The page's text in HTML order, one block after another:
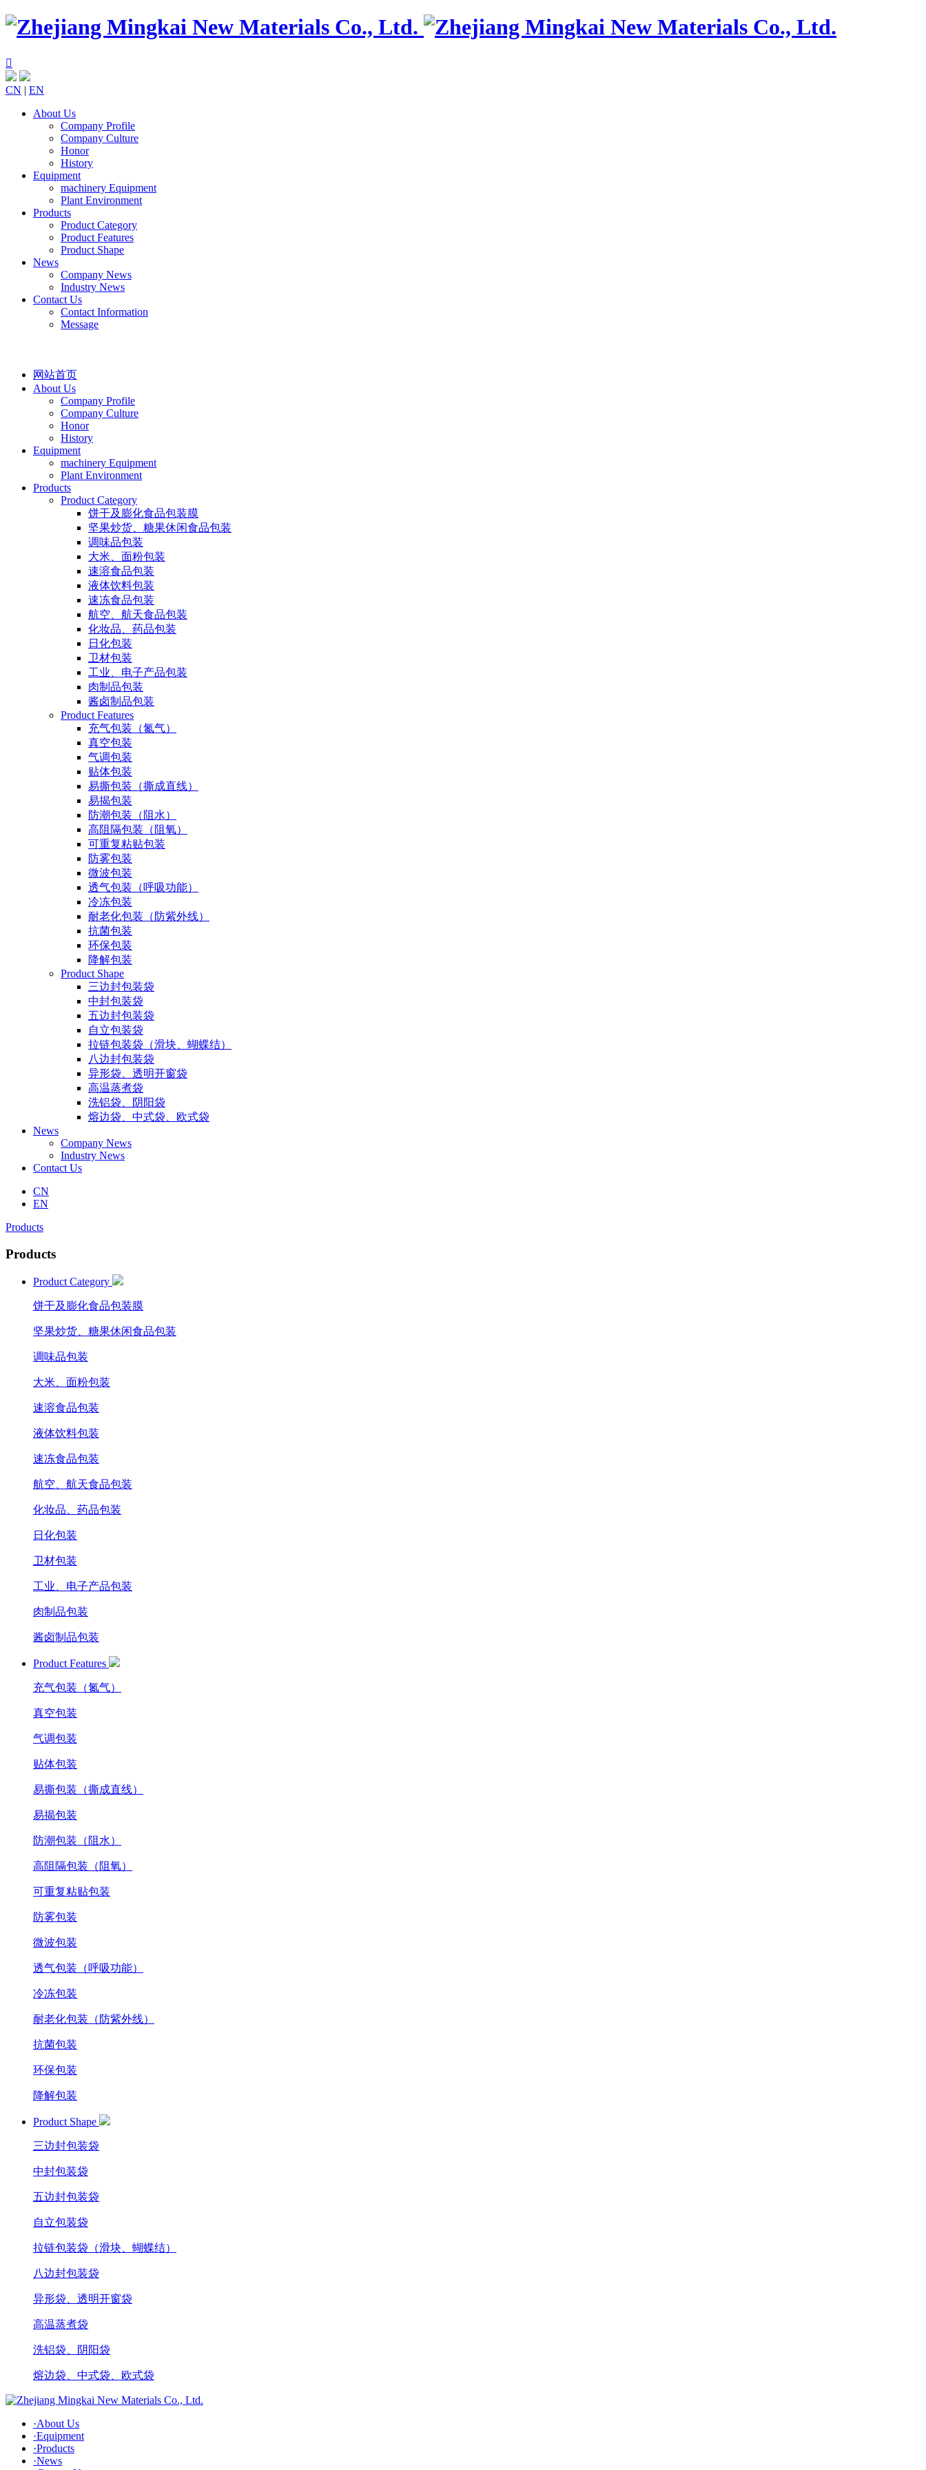

CN | EN
About Us
Company Profile
Company Culture
Honor
History
Equipment
machinery Equipment
Plant Environment
Products
Product Category
Product Features
Product Shape
News
Company News
Industry News
Contact Us
Contact Information
Message
网站首页
About Us
Company Profile
Company Culture
Honor
History
Equipment
machinery Equipment
Plant Environment
Products
Product Category
饼干及膨化食品包装膜
坚果炒货、糖果休闲食品包装
调味品包装
大米、面粉包装
速溶食品包装
液体饮料包装
速冻食品包装
航空、航天食品包装
化妆品、药品包装
日化包装
卫材包装
工业、电子产品包装
肉制品包装
酱卤制品包装
Product Features
充气包装（氮气）
真空包装
气调包装
贴体包装
易撕包装（撕成直线）
易揭包装
防潮包装（阻水）
高阻隔包装（阻氧）
可重复粘贴包装
防雾包装
微波包装
透气包装（呼吸功能）
冷冻包装
耐老化包装（防紫外线）
抗菌包装
环保包装
降解包装
Product Shape
三边封包装袋
中封包装袋
五边封包装袋
自立包装袋
拉链包装袋（滑块、蝴蝶结）
八边封包装袋
异形袋、透明开窗袋
高温蒸煮袋
洗铝袋、阴阳袋
熔边袋、中式袋、欧式袋
News
Company News
Industry News
Contact Us
CN
EN
Products
Products
Product Category
饼干及膨化食品包装膜
坚果炒货、糖果休闲食品包装
调味品包装
大米、面粉包装
速溶食品包装
液体饮料包装
速冻食品包装
航空、航天食品包装
化妆品、药品包装
日化包装
卫材包装
工业、电子产品包装
肉制品包装
酱卤制品包装
Product Features
充气包装（氮气）
真空包装
气调包装
贴体包装
易撕包装（撕成直线）
易揭包装
防潮包装（阻水）
高阻隔包装（阻氧）
可重复粘贴包装
防雾包装
微波包装
透气包装（呼吸功能）
冷冻包装
耐老化包装（防紫外线）
抗菌包装
环保包装
降解包装
Product Shape
三边封包装袋
中封包装袋
五边封包装袋
自立包装袋
拉链包装袋（滑块、蝴蝶结）
八边封包装袋
异形袋、透明开窗袋
高温蒸煮袋
洗铝袋、阴阳袋
熔边袋、中式袋、欧式袋
·About Us
·Equipment
·Products
·News